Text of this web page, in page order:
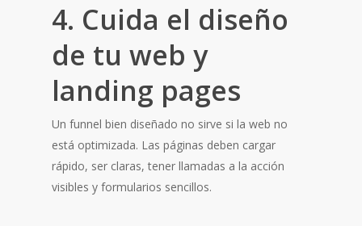
4. Cuida el diseño
de tu web y
landing pages
Un funnel bien diseñado no sirve si la web no
está optimizada. Las páginas deben cargar
rápido, ser claras, tener llamadas a la acción
visibles y formularios sencillos.